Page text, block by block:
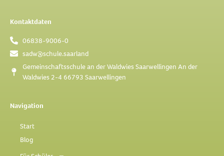
Kontaktdaten
06838-9006-0
sadw@schule.saarland
Gemeinschaftsschule an der Waldwies Saarwellingen An der
Waldwies 2-4 66793 Saarwellingen
Navigation
Start
Blog